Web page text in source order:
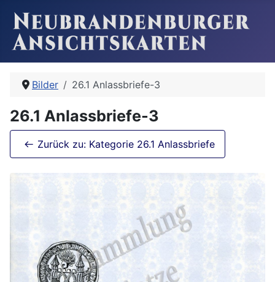
Bilder 26.1 Anlassbriefe-3
26.1 Anlassbriefe-3
Zurück zu: Kategorie 26.1 Anlassbriefe